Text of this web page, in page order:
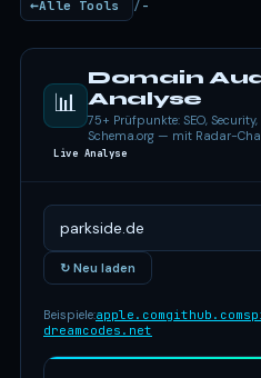
Alle Tools / -
📊
Domain
Analyse
75+ Prüfpunkte: SEO,
Schema.org — mit Radar-
Live Analyse
↻ Neu laden
Beispiele:apple.comgithub.com
dreamcodes.net